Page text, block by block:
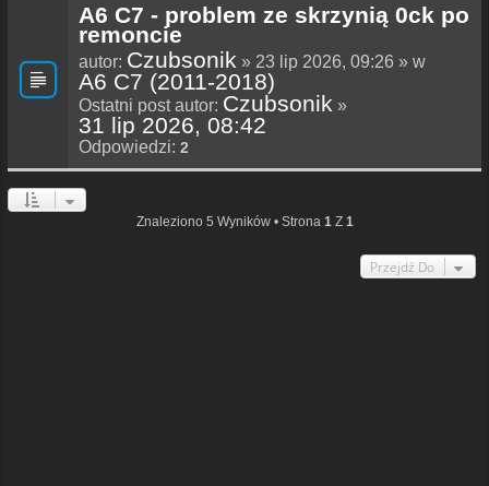
A6 C7 - problem ze skrzynią 0ck po
remoncie
autor: Czubsonik » 23 lip 2026, 09:26 » w
A6 C7 (2011-2018)
Ostatni post autor: Czubsonik »
31 lip 2026, 08:42
Odpowiedzi: 2
Znaleziono 5 Wyników • Strona 1 Z 1
Przejdź Do